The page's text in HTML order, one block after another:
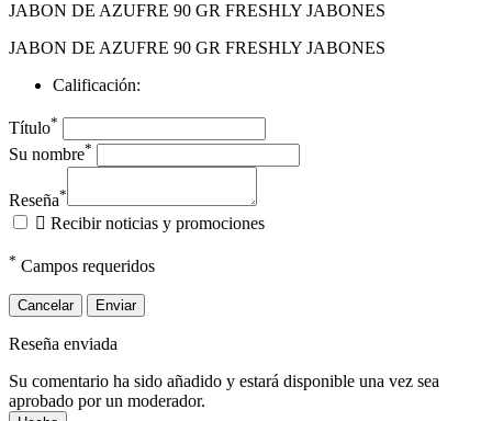
JABON DE AZUFRE 90 GR FRESHLY JABONES
JABON DE AZUFRE 90 GR FRESHLY JABONES
Calificación:
Título*
Su nombre*
Reseña*
 Recibir noticias y promociones
* Campos requeridos
Cancelar Enviar
Reseña enviada
Su comentario ha sido añadido y estará disponible una vez sea
aprobado por un moderador.